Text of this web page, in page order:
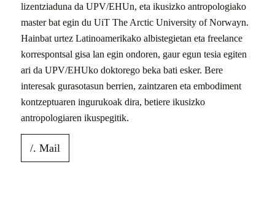
lizentziaduna da UPV/EHUn, eta ikusizko antropologiako
master bat egin du UiT The Arctic University of Norwayn.
Hainbat urtez Latinoamerikako albistegietan eta freelance
korrespontsal gisa lan egin ondoren, gaur egun tesia egiten
ari da UPV/EHUko doktorego beka bati esker. Bere
interesak gurasotasun berrien, zaintzaren eta embodiment
kontzeptuaren ingurukoak dira, betiere ikusizko
antropologiaren ikuspegitik.
/. Mail